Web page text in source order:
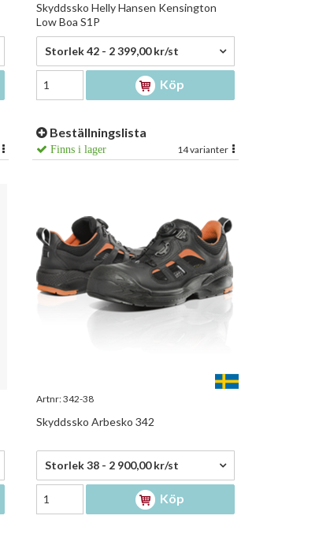
Skyddssko Helly Hansen Kensington
Low Boa S1P
2 399,00 kr/st
Storlek 42 - 2 399,00 kr/st
Köp
Beställningslista
Finns i lager 14 varianter
Artnr:342-38
Skyddssko Arbesko 342
2 900,00 kr/st
Storlek 38 - 2 900,00 kr/st
Köp